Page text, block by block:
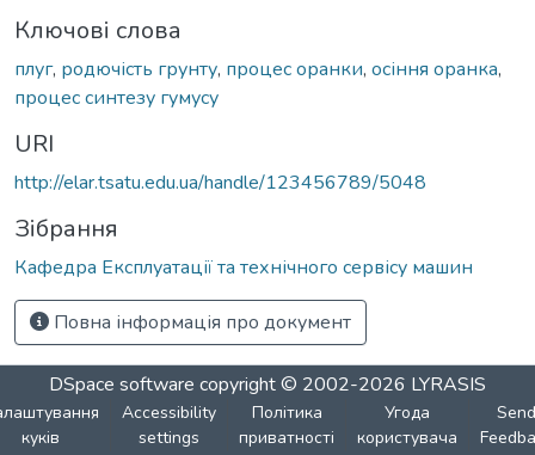
Ключові слова
плуг, родючість грунту, процес оранки, осіння оранка,
процес синтезу гумусу
URI
http://elar.tsatu.edu.ua/handle/123456789/5048
Зібрання
Кафедра Експлуатації та технічного сервісу машин
Повна інформація про документ
DSpace software copyright © 2002-2026 LYRASIS
куків
Accessibility
settings
Політика
приватності
Угода
користувача
Send